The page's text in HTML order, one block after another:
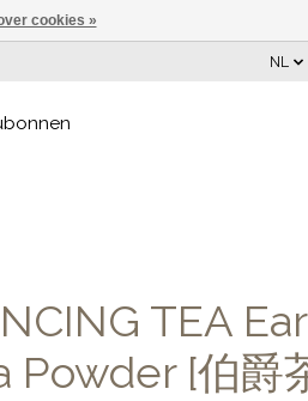
NL
TEA
Powder [伯爵
cookies »